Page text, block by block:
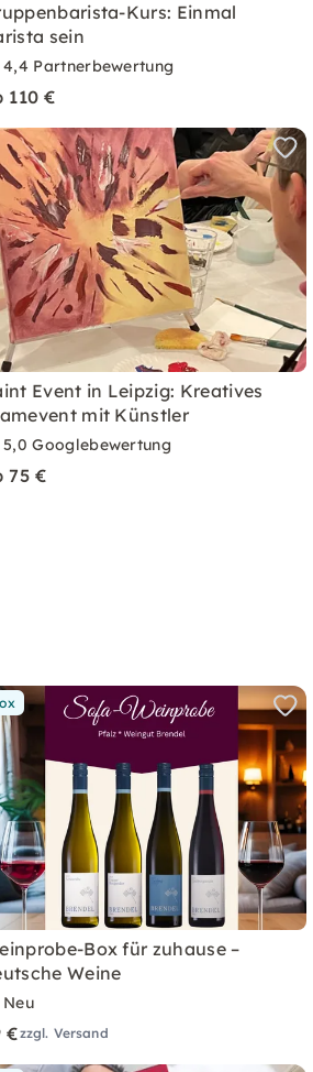
Kurs: Einmal
sein
4,4 Partnerbewertung
110 €
Event in Leipzig: Kreatives
mit Künstler
5,0Googlebewertung
75 €
Box für zuhause –
Weine
Neu
€zzgl. Versand